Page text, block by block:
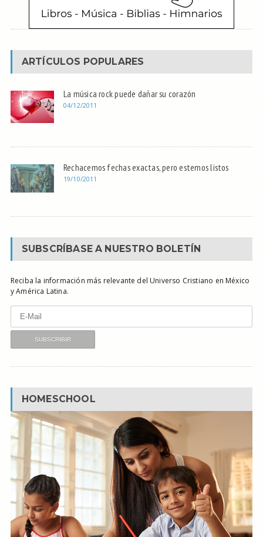
ARTÍCULOS POPULARES
La música rock puede dañar su corazón
04/12/2011
Rechacemos fechas exactas, pero estemos listos
19/10/2011
SUBSCRÍBASE A NUESTRO BOLETÍN
Reciba la información más relevante del Universo Cristiano en México
y América Latina.
HOMESCHOOL